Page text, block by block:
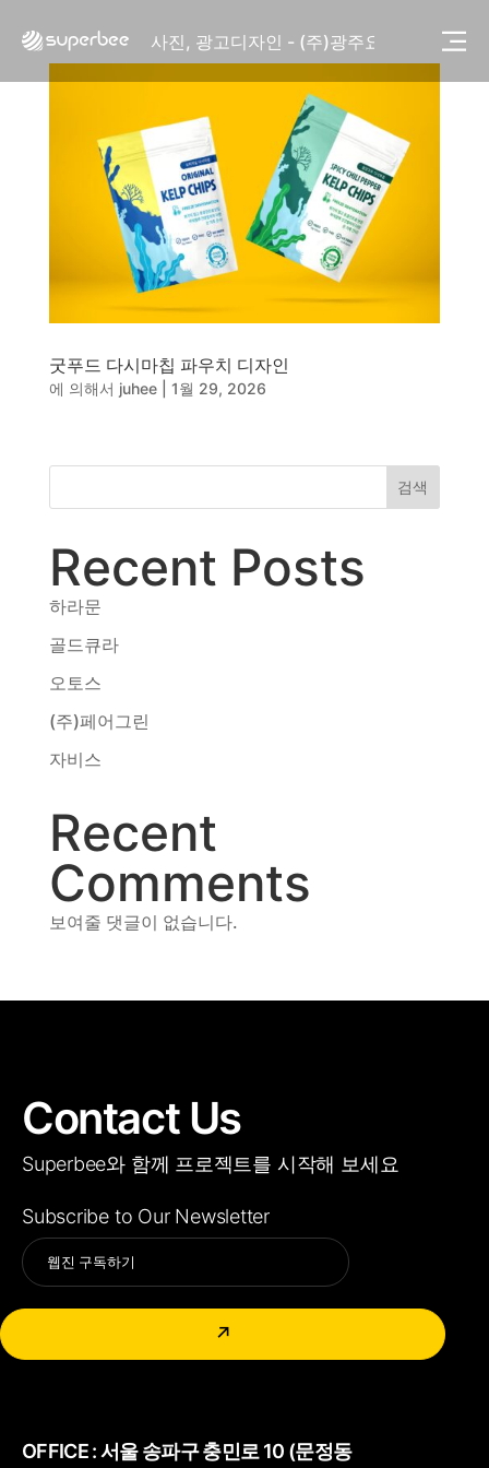
사진, 광고디자인 - (주)광주요
웹사이트 - (주)세스코
제품디자인 - 삼성전자㈜
동영상, CI - 카피어랜드㈜
동영상, 홈페이지 - (주)분독
동영상, 카탈로그 - 피자마루
웹사이트 - 백조씽크
사진, 광고디자인 - 중외제약
패키지, 디자인 - 고려은단
동영상 - (주)듀오백
동영상 - ㈜고피자
동영상 - 모모스커피㈜
동영상 - 삼양홀딩스
동영상 - 킷캣
웹사이트 - (주)세스코
동영상, CI - 카피어랜드㈜
동영상, 카탈로그 - 피자마루
웹사이트 - 백조씽크
굿푸드 다시마칩 파우치 디자인
에 의해서 juhee| 1월 29, 2026
검색
Recent Posts
하라문
골드큐라
오토스
(주)페어그린
자비스
Recent
Comments
보여줄 댓글이 없습니다.
Contact Us
Superbee와 함께 프로젝트를 시작해 보세요
Subscribe to Our Newsletter
↗
Alternative:
OFFICE :서울 송파구 충민로 10 (문정동